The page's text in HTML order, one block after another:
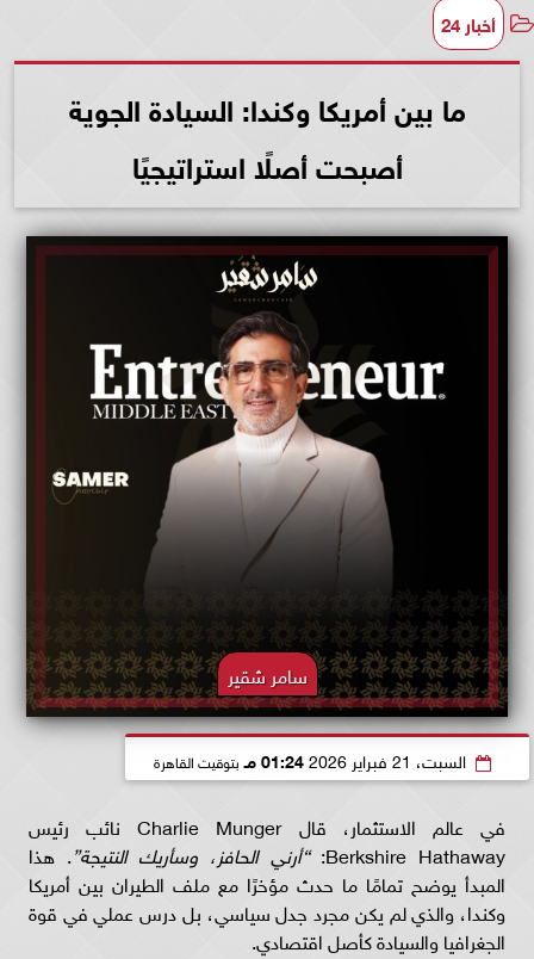
أخبار 24
ما بين أمريكا وكندا: السيادة الجوية
أصبحت أصلًا استراتيجيًا
سامر شقير
السبت، 21 فبراير 2026 01:24 مـ بتوقيت القاهرة
في عالم الاستثمار، قال Charlie Munger نائب رئيس
Berkshire Hathaway: “أرني الحافز، وسأريك النتيجة”. هذا
المبدأ يوضح تمامًا ما حدث مؤخرًا مع ملف الطيران بين أمريكا
وكندا، والذي لم يكن مجرد جدل سياسي، بل درس عملي في قوة
الجغرافيا والسيادة كأصل اقتصادي.